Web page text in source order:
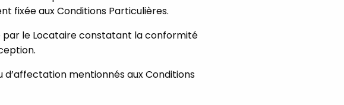
fixée aux Conditions Particulières.
par le Locataire constatant la conformité
d’affectation mentionnés aux Conditions